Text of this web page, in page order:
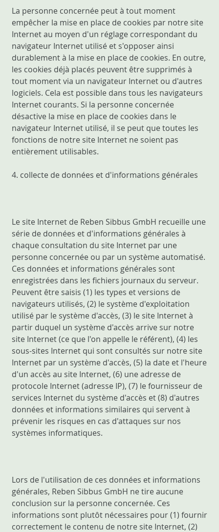
La personne concernée peut à tout moment
empêcher la mise en place de cookies par notre site
Internet au moyen d'un réglage correspondant du
navigateur Internet utilisé et s'opposer ainsi
durablement à la mise en place de cookies. En outre,
les cookies déjà placés peuvent être supprimés à
tout moment via un navigateur Internet ou d'autres
logiciels. Cela est possible dans tous les navigateurs
Internet courants. Si la personne concernée
désactive la mise en place de cookies dans le
navigateur Internet utilisé, il se peut que toutes les
fonctions de notre site Internet ne soient pas
entièrement utilisables.
4. collecte de données et d'informations générales
Le site Internet de Reben Sibbus GmbH recueille une
série de données et d'informations générales à
chaque consultation du site Internet par une
personne concernée ou par un système automatisé.
Ces données et informations générales sont
enregistrées dans les fichiers journaux du serveur.
Peuvent être saisis (1) les types et versions de
navigateurs utilisés, (2) le système d'exploitation
utilisé par le système d'accès, (3) le site Internet à
partir duquel un système d'accès arrive sur notre
site Internet (ce que l'on appelle le référent), (4) les
sous-sites Internet qui sont consultés sur notre site
Internet par un système d'accès, (5) la date et l'heure
d'un accès au site Internet, (6) une adresse de
protocole Internet (adresse IP), (7) le fournisseur de
services Internet du système d'accès et (8) d'autres
données et informations similaires qui servent à
prévenir les risques en cas d'attaques sur nos
systèmes informatiques.
Lors de l'utilisation de ces données et informations
générales, Reben Sibbus GmbH ne tire aucune
conclusion sur la personne concernée. Ces
informations sont plutôt nécessaires pour (1) fournir
correctement le contenu de notre site Internet, (2)